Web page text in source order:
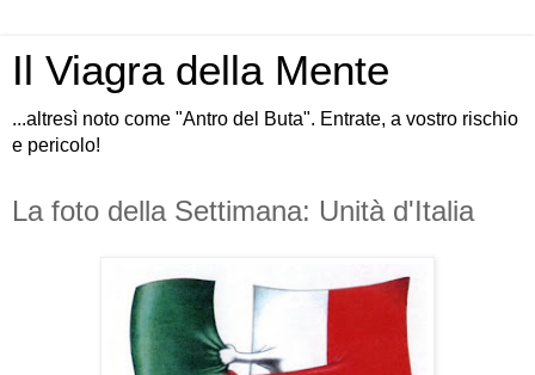
Il Viagra della Mente
...altresì noto come "Antro del Buta". Entrate, a vostro rischio
e pericolo!
La foto della Settimana: Unità d'Italia